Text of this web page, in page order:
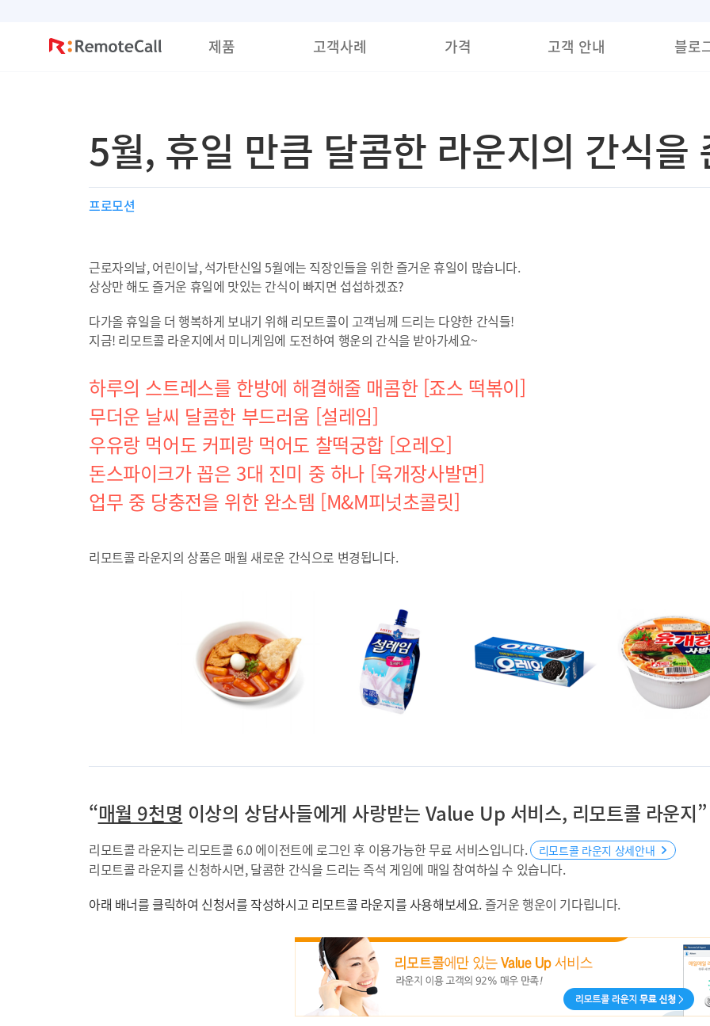
제품 고객사례 가격 고객 안내 블로
5월, 휴일 만큼 달콤한 라운지의 간식을
프로모션
근로자의날, 어린이날, 석가탄신일 5월에는 직장인들을 위한 즐거운 휴일이 많습니다.
상상만 해도 즐거운 휴일에 맛있는 간식이 빠지면 섭섭하겠죠?
다가올 휴일을 더 행복하게 보내기 위해 리모트콜이 고객님께 드리는 다양한 간식들!
지금! 리모트콜 라운지에서 미니게임에 도전하여 행운의 간식을 받아가세요~
하루의 스트레스를 한방에 해결해줄 매콤한 [죠스 떡볶이]
무더운 날씨 달콤한 부드러움 [설레임]
우유랑 먹어도 커피랑 먹어도 찰떡궁합 [오레오]
돈스파이크가 꼽은 3대 진미 중 하나 [육개장사발면]
업무 중 당충전을 위한 완소템 [M&M피넛초콜릿]
리모트콜 라운지의 상품은 매월 새로운 간식으로 변경됩니다.
“매월 9천명 이상의 상담사들에게 사랑받는 Value Up 서비스, 리모트콜 라운지”
리모트콜 라운지는 리모트콜 6.0 에이전트에 로그인 후 이용가능한 무료 서비스입니다. 리모트콜 라운지 상세안내
리모트콜 라운지를 신청하시면, 달콤한 간식을 드리는 즉석 게임에 매일 참여하실 수 있습니다.
아래 배너를 클릭하여 신청서를 작성하시고 리모트콜 라운지를 사용해보세요.즐거운 행운이 기다립니다.